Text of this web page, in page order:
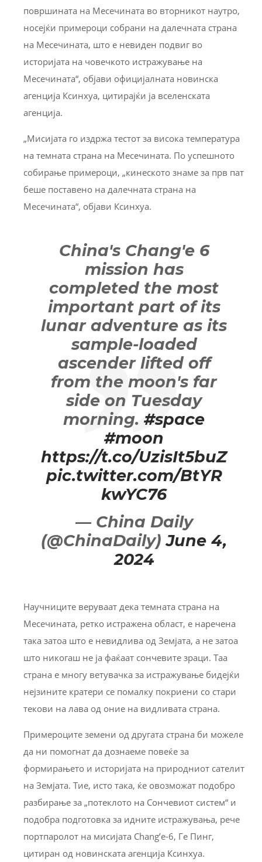
површината на Месечината во вторникот наутро,
носејќи примероци собрани на далечната страна
на Месечината, што е невиден подвиг во
историјата на човечкото истражување на
Месечината“, објави официјалната новинска
агенција Ксинхуа, цитирајќи ја вселенската
агенција.
„Мисијата го издржа тестот за висока температура
на темната страна на Месечината. По успешното
собирање примероци, „кинеското знаме за прв пат
беше поставено на далечната страна на
Месечината“, објави Ксинхуа.
China's Chang'e 6
mission has
completed the most
important part of its
lunar adventure as its
sample-loaded
ascender lifted off
from the moon's far
side on Tuesday
morning. #space
#moon
https://t.co/UzisIt5buZ
pic.twitter.com/BtYR
kwYC76
— China Daily
(@ChinaDaily)June 4,
2024
Научниците веруваат дека темната страна на
Месечината, ретко истражена област, е наречена
така затоа што е невидлива од Земјата, а не затоа
што никогаш не ја фаќаат сончевите зраци. Таа
страна е многу ветувачка за истражување бидејќи
нејзините кратери се помалку покриени со стари
текови на лава од оние на видливата страна.
Примероците земени од другата страна би можеле
да ни помогнат да дознаеме повеќе за
формирањето и историјата на природниот сателит
на Земјата. Тие, исто така, ќе овозможат подобро
разбирање за „потеклото на Сончевиот систем“ и
подобра подготовка за идните истражувања, рече
портпаролот на мисијата Chang’e-6, Ге Пинг,
цитиран од новинската агенција Ксинхуа.